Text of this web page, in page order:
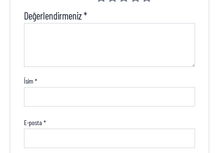
Değerlendirmeniz*
İsim*
E-posta*